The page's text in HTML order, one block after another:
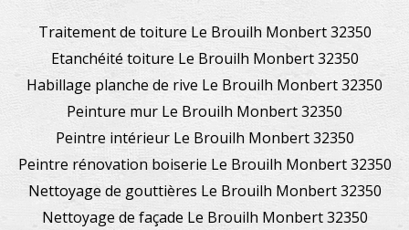
Traitement de toiture Le Brouilh Monbert 32350
Etanchéité toiture Le Brouilh Monbert 32350
Habillage planche de rive Le Brouilh Monbert 32350
Peinture mur Le Brouilh Monbert 32350
Peintre intérieur Le Brouilh Monbert 32350
Peintre rénovation boiserie Le Brouilh Monbert 32350
Nettoyage de gouttières Le Brouilh Monbert 32350
Nettoyage de façade Le Brouilh Monbert 32350